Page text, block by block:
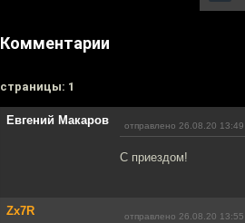
Комментарии
cтраницы: 1
Евгений Макаров отправлено 26.08.20 13:49
С приездом!
Zx7R отправлено 26.08.20 13:55